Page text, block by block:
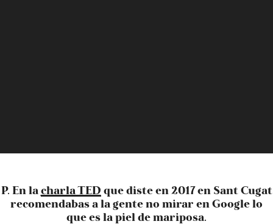
P. En la charla TED que diste en 2017 en Sant Cugat
recomendabas a la gente no mirar en Google lo
que es la piel de mariposa.